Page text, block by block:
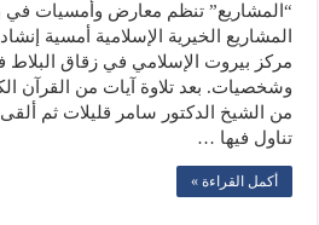
“المشاريع” تنظم معارض وأمسيات في
المشاريع الخيرية الإسلامية أمسية
مركز بيروت الإسلامي في زقاق
وشخصيات. بعد تلاوة آيات من القرآن
من الشيخ الدكتور سامر قليلات ثم
تناول فيها …
أكمل القراءة »